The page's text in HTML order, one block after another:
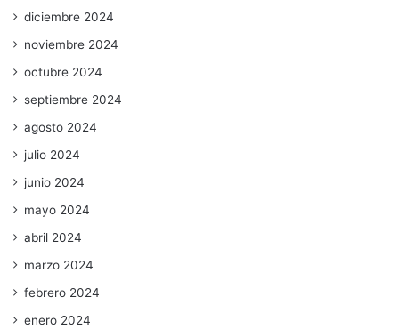
diciembre 2024
noviembre 2024
octubre 2024
septiembre 2024
agosto 2024
julio 2024
junio 2024
mayo 2024
abril 2024
marzo 2024
febrero 2024
enero 2024